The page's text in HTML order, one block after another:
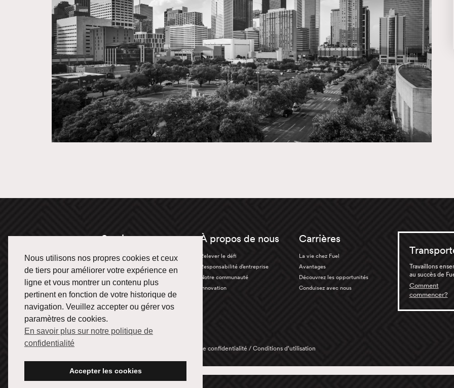
Nous utilisons nos propres cookies et ceux
de tiers pour améliorer votre expérience en
ligne et vous montrer un contenu plus
pertinent en fonction de votre historique de
navigation. Veuillez accepter ou gérer vos
paramètres de cookies.
En savoir plus sur notre politique de
confidentialité
Accepter les cookies
Services
Truckload
Transport en vrac
Équipement Spécialisé
Entreposage et distribution
À propos de nous
Relever le défi
Responsabilité d’entreprise
Notre communauté
Innovation
Carrières
La vie chez Fuel
Avantages
Découvrez les opportunités
Conduisez avec nous
Travaillons
au succès de
Comment
commencer?
Politique de confidentialité / Conditions d’utilisation